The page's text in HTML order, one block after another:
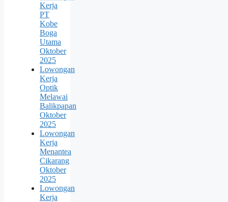
Kerja
PT
Kobe
Boga
Utama
Oktober
2025
Lowongan
Kerja
Optik
Melawai
Balikpapan
Oktober
2025
Lowongan
Kerja
Menantea
Cikarang
Oktober
2025
Lowongan
Kerja